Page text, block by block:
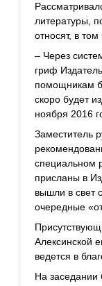
литературы,
относят, в
– Через
гриф
помощникам
скоро будет
ноября 2016
Заместитель
специальном
присланы в
вышли в свет
очередные
Алексинской
ведется в
На заседании